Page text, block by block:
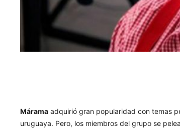
Márama adquirió gran popularidad con temas
uruguaya. Pero, los miembros del grupo se